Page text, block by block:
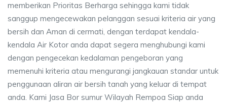
memberikan Prioritas Berharga sehingga kami tidak
sanggup mengecewakan pelanggan sesuai kriteria air yang
bersih dan Aman di cermati, dengan terdapat kendala-
kendala Air Kotor anda dapat segera menghubungi kami
dengan pengecekan kedalaman pengeboran yang
memenuhi kriteria atau mengurangi jangkauan standar untuk
penggunaan aliran air bersih tanah yang keluar di tempat
anda. Kami Jasa Bor sumur Wilayah Rempoa Siap anda